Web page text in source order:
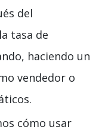
del
tasa de
haciendo un
vendedor o
cómo usar